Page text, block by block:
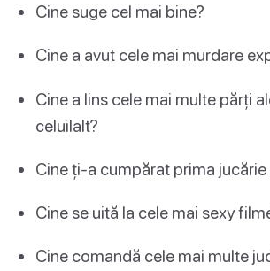
Cine suge cel mai bine?
Cine a avut cele mai murdare
Cine a lins cele mai multe părți
celuilalt?
Cine ți-a cumpărat prima jucărie
Cine se uită la cele mai sexy
Cine comandă cele mai multe